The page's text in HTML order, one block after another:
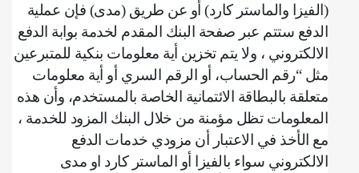
(الفيزا والماستر كارد) أو عن طريق (مدى) فإن عملية
الدفع ستتم عبر صفحة البنك المقدم لخدمة بوابة الدفع
الالكتروني ، ولا يتم تخزين أية معلومات بنكية للمتبرعين
مثل “رقم الحساب، أو الرقم السري أو أية معلومات
متعلقة بالبطاقة الائتمانية الخاصة بالمستخدم، وأن هذه
المعلومات تظل مؤمنة من خلال البنك المزود للخدمة ،
مع الأخذ في الاعتبار أن مزودي خدمات الدفع
الالكتروني سواء بالفيزا أو الماستر كارد او مدى